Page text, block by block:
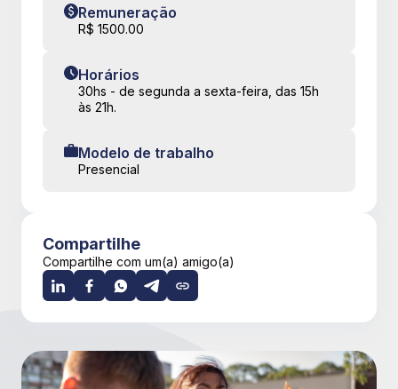
Remuneração
R$ 1500.00
Horários
30hs - de segunda a sexta-feira, das 15h
às 21h.
Modelo de trabalho
Presencial
Compartilhe
Compartilhe com um(a) amigo(a)